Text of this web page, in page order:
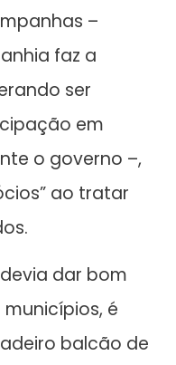
–
faz a
ser
em
o governo –,
ao tratar
dar bom
é
balcão de